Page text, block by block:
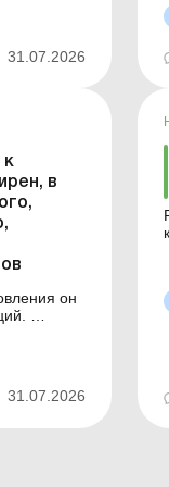
вооружен
31.07.2026
к
в
он
от
в
31.07.2026